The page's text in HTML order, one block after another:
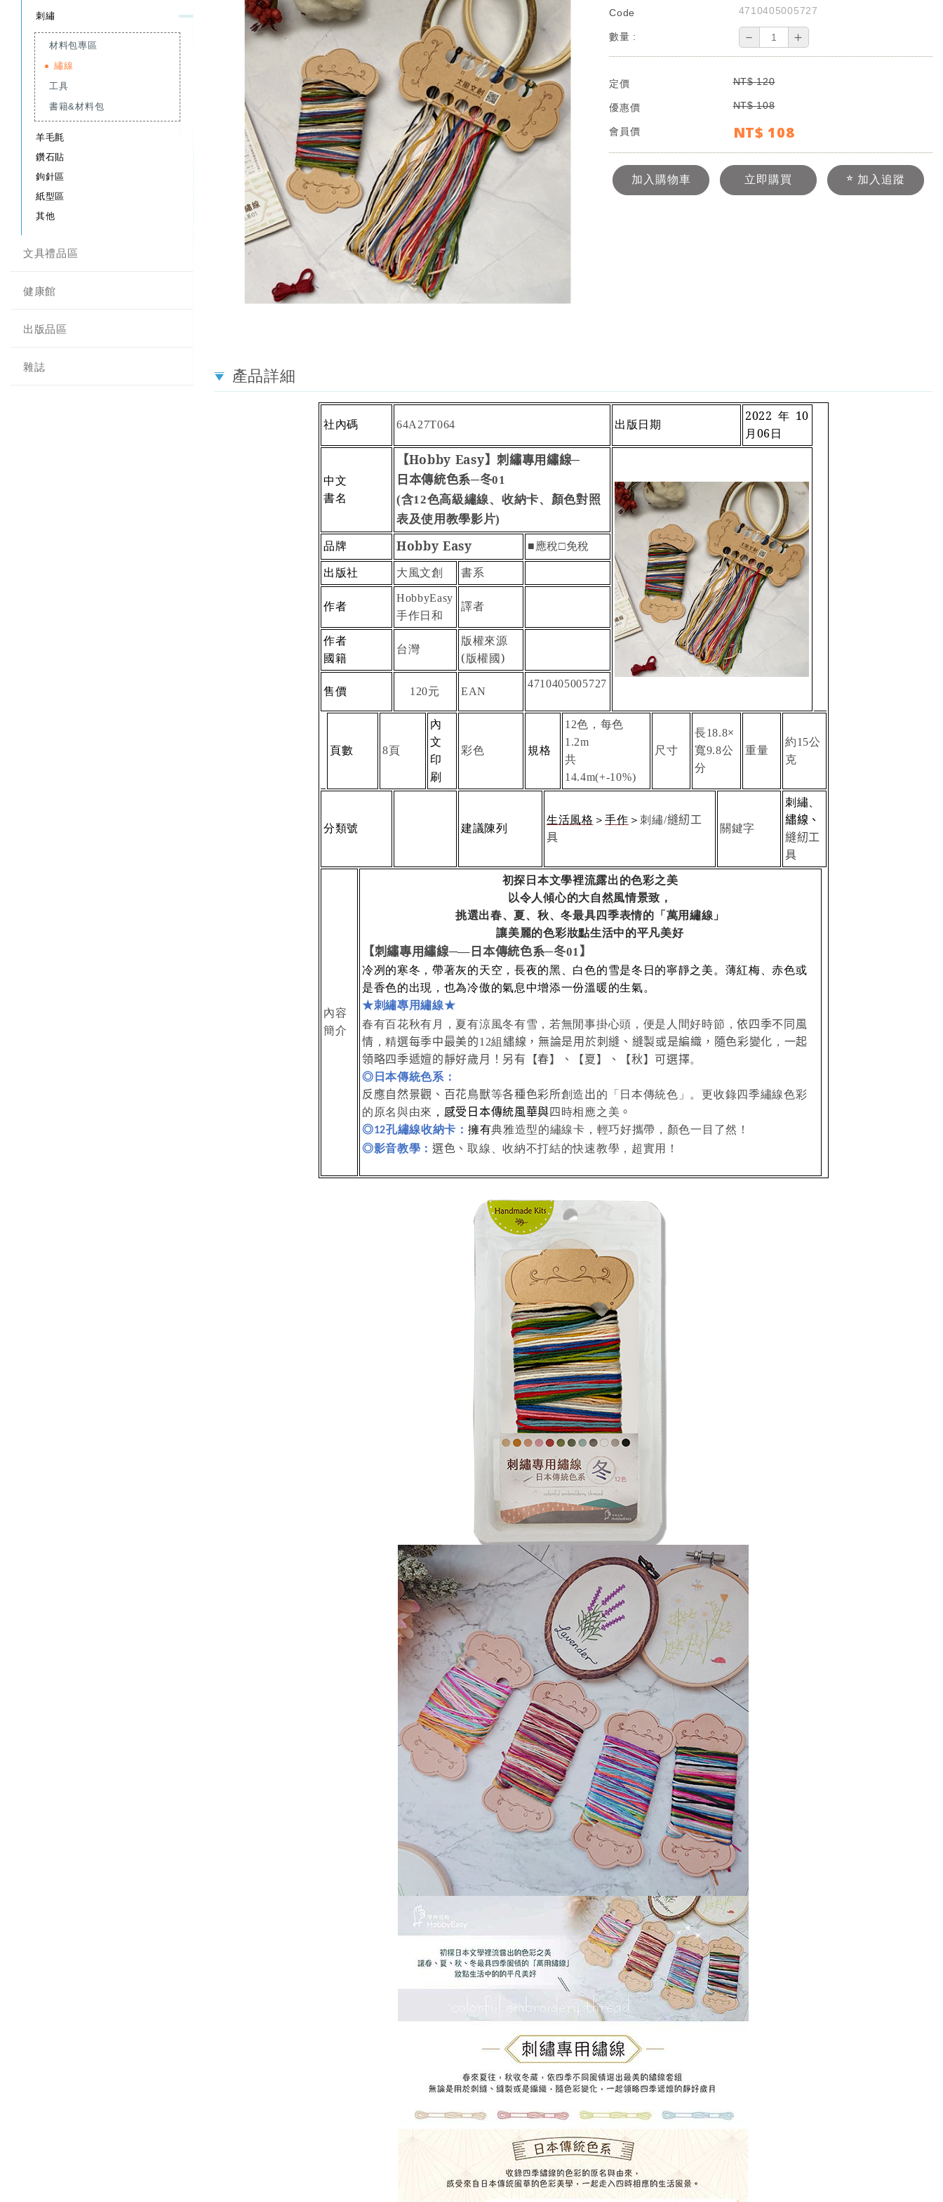
刺繡
材料包專區
繡線
工具
書籍&材料包
羊毛氈
鑽石貼
鉤針區
紙型區
其他
文具禮品區
健康館
出版品區
雜誌
Code 4710405005727
數量 : － ＋
定價 NT$ 120
優惠價 NT$ 108
會員價 NT$ 108
加入購物車 立即購買 加入追蹤
產品詳細
社內碼 64A27T064 出版日期
2022 年10
月06日
中文
書名
【Hobby Easy】刺繡專用繡線─
日本傳統色系─冬01
(含12色高級繡線、收納卡、顏色對照
表及使用教學影片)
品牌 Hobby Easy
■應稅□免稅
出版社
大風文創 書系
作者
HobbyEasy
手作日和
譯者
作者
國籍
台灣
版權來源
(版權國)
售價 120元 EAN
4710405005727
頁數 8頁
內
文
印
刷
彩色 規格
12色，每色
1.2m
共
14.4m(+-10%)
尺寸
長18.8×
寬9.8公
分
重量
約15公
克
分類號 建議陳列
生活風格 ＞手作 ＞刺繡/縫紉工
具
關鍵字
刺繡、
繡線、
縫紉工
具
內容
簡介
初探日本文學裡流露出的色彩之美
以令人傾心的大自然風情景致，
挑選出春、夏、秋、冬最具四季表情的「萬用繡線」
讓美麗的色彩妝點生活中的平凡美好
【刺繡專用繡線─—日本傳統色系─冬01】
冷冽的寒冬，帶著灰的天空，長夜的黑、白色的雪是冬日的寧靜之美。薄紅梅、赤色或
是香色的出現，也為冷傲的氣息中增添一份溫暖的生氣。
★刺繡專用繡線★
春有百花秋有月，夏有涼風冬有雪，若無閒事掛心頭，便是人間好時節，依四季不同風
情 ，精選每季中最美的12組繡線，無論是用於刺縫、縫製或是編織，隨色彩變化 ， 一起
領略四季遞嬗的靜好歲月！另有【春】、【夏】、【秋】可選擇。
◎日本傳統色系：
反應自然景觀、百花鳥獸等各種色彩所創造出的「日本傳統色」。更收錄四季繡線色彩
的原名與由來 ， 感受日本傳統風華與四時相應之美 。
◎12孔繡線收納卡： 擁有典雅造型的繡線卡，輕巧好攜帶，顏色一目了然！
◎影音教學：選色、取線、收納不打結的快速教學，超實用！